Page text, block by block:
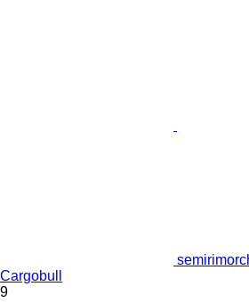
Cargobull
9